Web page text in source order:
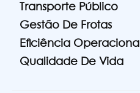
Transporte Público
Gestão De Frotas
Eficiência Operacional
Qualidade De Vida